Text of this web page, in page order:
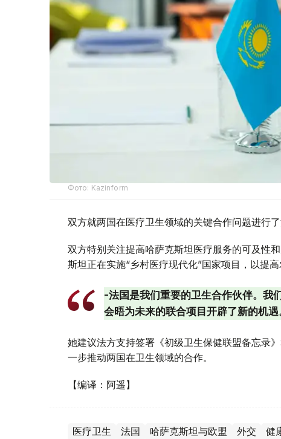
Фото: Kazinform
双方就两国在医疗卫生领域的关键合作问题进行
双方特别关注提高哈萨克斯坦医疗服务的可及性
斯坦正在实施“乡村医疗现代化”国家项目，以提
-法国是我们重要的卫生合作伙伴。我
会晤为未来的联合项目开辟了新的机遇
她建议法方支持签署《初级卫生保健联盟备忘录
一步推动两国在卫生领域的合作。
【编译：阿遥】
医疗卫生 法国 哈萨克斯坦与欧盟 外交 健